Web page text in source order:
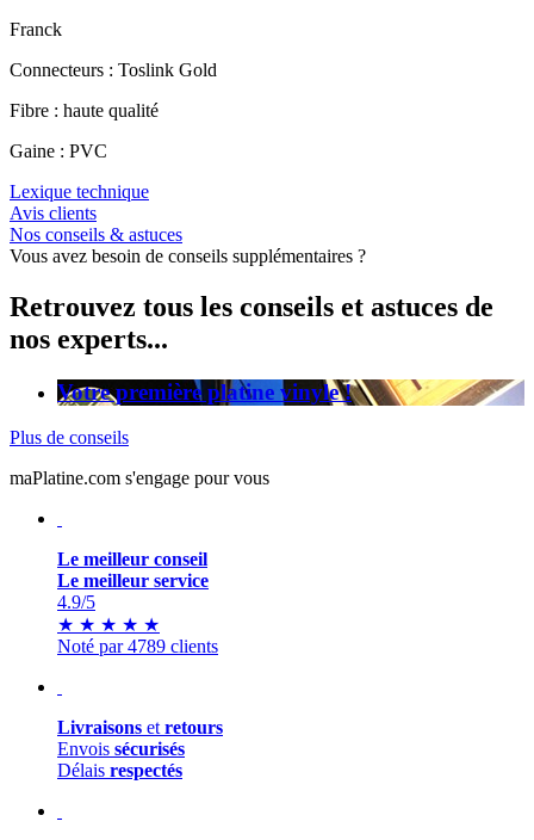
Franck
Connecteurs : Toslink Gold
Fibre : haute qualité
Gaine : PVC
Lexique technique
Avis clients
Nos conseils & astuces
Vous avez besoin de conseils supplémentaires ?
Retrouvez tous les conseils et astuces de
nos experts...
Votre première platine vinyle !
Plus de conseils
maPlatine.com s'engage pour vous
Le meilleur conseil
Le meilleur service
4.9/5
★ ★ ★ ★ ★
Noté par 4789 clients
Livraisons et retours
Envois sécurisés
Délais respectés